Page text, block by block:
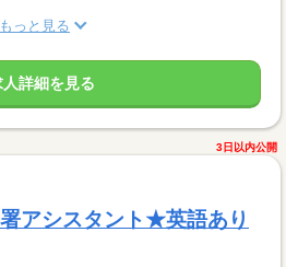
もっと見る
人詳細を見る
3日以内公開
アシスタント★英語あり